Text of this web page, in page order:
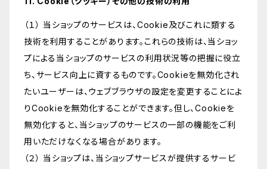
（１） 当ショップのサービスは、Cookie及びこれに類する
技術を利用することがあります。これらの技術は、当ショッ
プによる当ショップのサービスの利用状況等の把握に役立
ち、サービス向上に資するものです。Cookieを無効化され
たいユーザーは、ウェブブラウザの設定を変更することによ
りCookieを無効化することができます。但し、Cookieを
無効化すると、当ショップのサービスの一部の機能をご利
用いただけなくなる場合があります。
（２） 当ショップは、当ショップサービスが提供するサービ